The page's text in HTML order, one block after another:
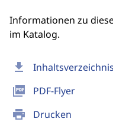
download
picture_as_pdf PDF-Flyer
print Drucken
Informationen zu
im Katalog.